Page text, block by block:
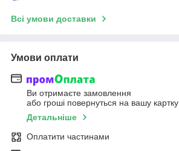
Всі умови доставки
Умови оплати
Ви отримаєте замовлення
або гроші повернуться на вашу картку
Детальніше
Оплатити частинами